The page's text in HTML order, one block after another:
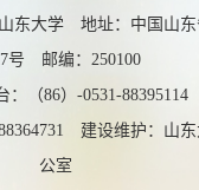
东大学 地址：中国山东
号 邮编：250100
：（86）-0531-88395114
建设维护：山
公室